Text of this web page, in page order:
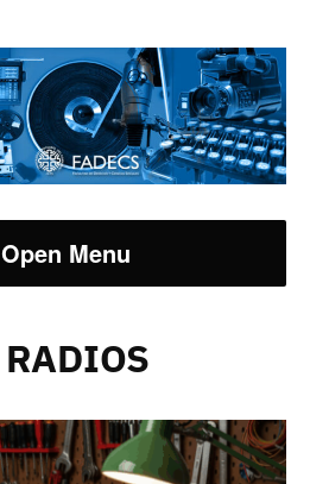
Open Menu
RADIOS